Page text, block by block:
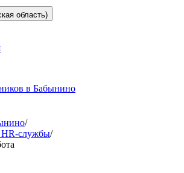
область)
в Бабынино
/
HR-службы/